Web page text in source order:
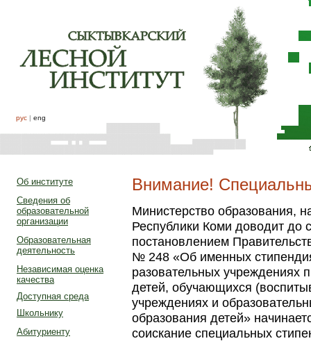
рус | eng
Об институте
Сведения об
образовательной
организации
Образовательная
деятельность
Независимая оценка
качества
Доступная среда
Школьнику
Абитуриенту
Внимание!
Министерство образования,
Республики Коми доводит до
постановлением
№ 248 «Об именных
разовательных учреждениях
детей, обучаю­щихся
учреждениях и
образования детей»
соискание специальных